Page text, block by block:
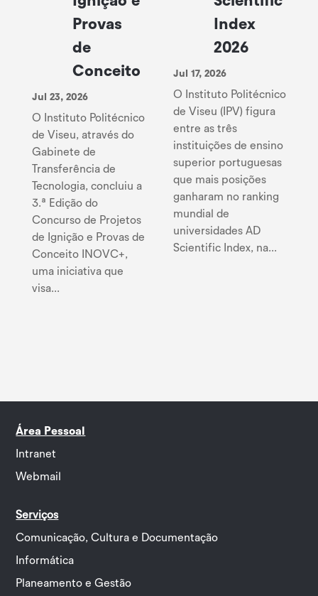
Provas
de
Conceito
Jul 23, 2026
O Instituto Politécnico
de Viseu, através do
Gabinete de
Transferência de
Tecnologia, concluiu a
3.ª Edição do
Concurso de Projetos
de Ignição e Provas de
Conceito INOVC+,
uma iniciativa que
visa...
Index
2026
Jul 17, 2026
O Instituto Politécnico
de Viseu (IPV) figura
entre as três
instituições de ensino
superior portuguesas
que mais posições
ganharam no ranking
mundial de
universidades AD
Scientific Index, na...
Área Pessoal
Intranet
Webmail
Serviços
Comunicação, Cultura e Documentação
Informática
Planeamento e Gestão